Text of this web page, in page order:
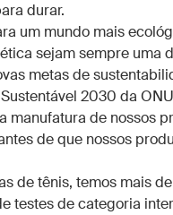
durar.
um mundo mais
sejam sempre uma
metas de
2030 da
manufatura de nossos
de que nossos
de tênis, temos mais
testes de categoria